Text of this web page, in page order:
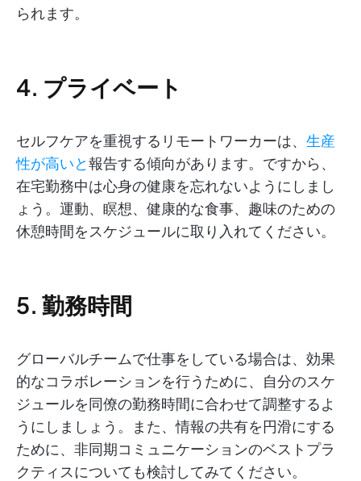
られます。
4. プライベート
セルフケアを重視するリモートワーカーは、 生産
性が高いと報告する傾向があります。ですから、
在宅勤務中は心身の健康を忘れないようにしまし
ょう。運動、瞑想、健康的な食事、趣味のための
休憩時間をスケジュールに取り入れてください。
5. 勤務時間
グローバルチームで仕事をしている場合は、効果
的なコラボレーションを行うために、自分のスケ
ジュールを同僚の勤務時間に合わせて調整するよ
うにしましょう。また、情報の共有を円滑にする
ために、非同期コミュニケーションのベストプラ
クティスについても検討してみてください。